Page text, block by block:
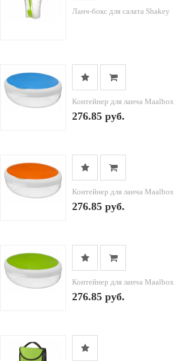
Ланч-бокс для салата Shakey
Контейнер для ланча Maalbox
276.85 руб.
Контейнер для ланча Maalbox
276.85 руб.
Контейнер для ланча Maalbox
276.85 руб.